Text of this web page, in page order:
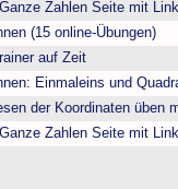
Ganze Zahlen Seite mit
(15 online-Übungen)
auf Zeit
Einmaleins und
der Koordinaten üben
Ganze Zahlen Seite mit